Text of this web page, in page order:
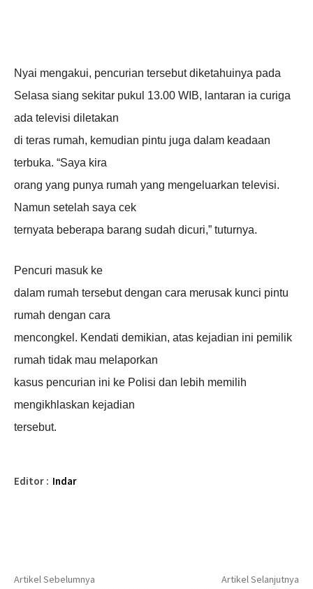
Nyai mengakui, pencurian tersebut diketahuinya pada
Selasa siang sekitar pukul 13.00 WIB, lantaran ia curiga
ada televisi diletakan
di teras rumah, kemudian pintu juga dalam keadaan
terbuka. “Saya kira
orang yang punya rumah yang mengeluarkan televisi.
Namun setelah saya cek
ternyata beberapa barang sudah dicuri,” tuturnya.
Pencuri masuk ke
dalam rumah tersebut dengan cara merusak kunci pintu
rumah dengan cara
mencongkel. Kendati demikian, atas kejadian ini pemilik
rumah tidak mau melaporkan
kasus pencurian ini ke Polisi dan lebih memilih
mengikhlaskan kejadian
tersebut.
Editor : Indar
Artikel Sebelumnya Artikel Selanjutnya